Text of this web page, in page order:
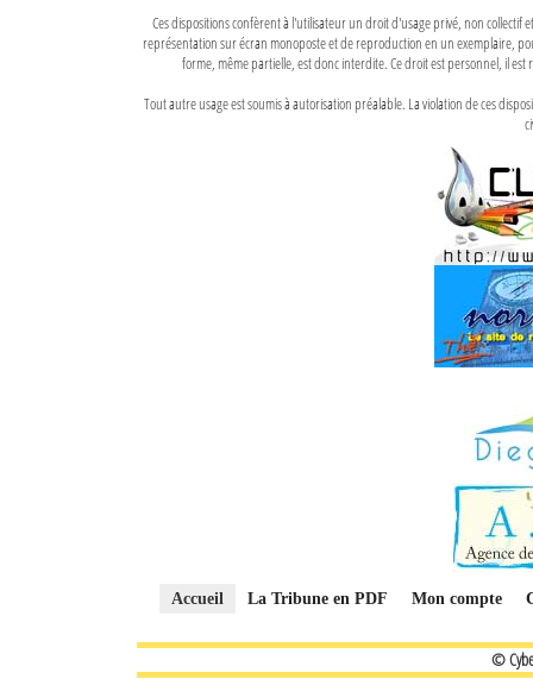
Ces dispositions confèrent à l'utilisateur un droit d'usage privé, non
représentation sur écran monoposte et de reproduction en un exemplaire,
forme, même partielle, est donc interdite. Ce droit est personnel, il
Tout autre usage est soumis à autorisation préalable. La violation de ces
Accueil La Tribune en PDF Mon compte
©